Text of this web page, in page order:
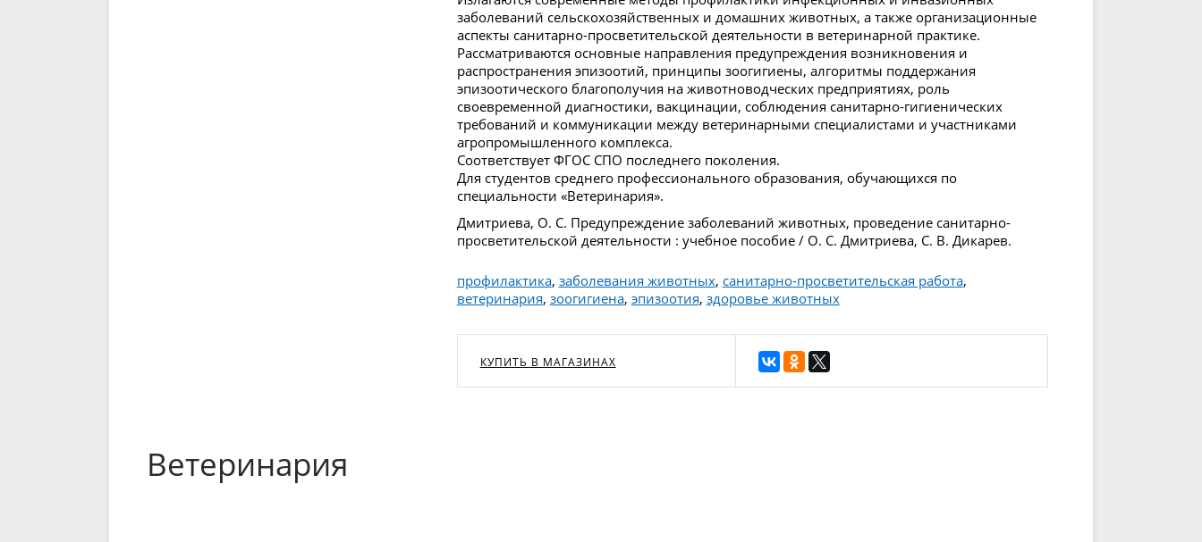
заболеваний сельскохозяйственных и домашних животных, а также организационные
аспекты санитарно-просветительской деятельности в ветеринарной практике.
Рассматриваются основные направления предупреждения возникновения и
распространения эпизоотий, принципы зоогигиены, алгоритмы поддержания
эпизоотического благополучия на животноводческих предприятиях, роль
своевременной диагностики, вакцинации, соблюдения санитарно-гигиенических
требований и коммуникации между ветеринарными специалистами и участниками
агропромышленного комплекса.
Соответствует ФГОС СПО последнего поколения.
Для студентов среднего профессионального образования, обучающихся по
специальности «Ветеринария».
Дмитриева, О. С. Предупреждение заболеваний животных, проведение санитарно-
просветительской деятельности : учебное пособие / О. С. Дмитриева, С. В. Дикарев.
профилактика, заболевания животных, санитарно-просветительская работа,
ветеринария, зоогигиена, эпизоотия, здоровье животных
КУПИТЬ В МАГАЗИНАХ
Ветеринария